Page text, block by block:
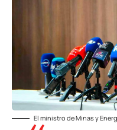
El ministro de Minas y